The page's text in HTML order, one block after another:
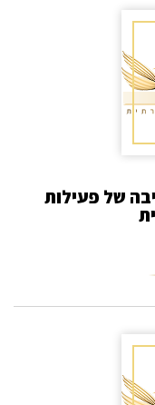
של פעילות